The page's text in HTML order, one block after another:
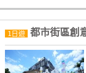
商
品
宣
傳
1日遊 都市街區